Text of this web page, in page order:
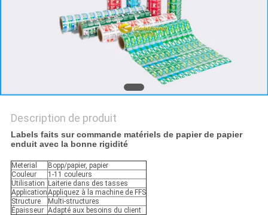
DE
CONFIDENTIALITÉ
Description de produit
Labels faits sur commande matériels de papier de papier
enduit avec la bonne rigidité
Meterial
Bopp/papier, papier
Couleur
1-11 couleurs
Utilisation Laiterie dans des tasses
ApplicationAppliquez à la machine de FFS
Structure
Multi-structures
Épaisseur Adapté aux besoins du client